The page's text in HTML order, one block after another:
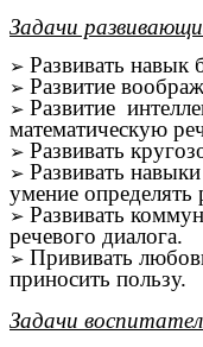
Задачи
Развивать навык
Развитие
Развитие
математическую
Развивать
Развивать
умение
Развивать
речевого диалога.
Прививать
приносить пользу.
Задачи